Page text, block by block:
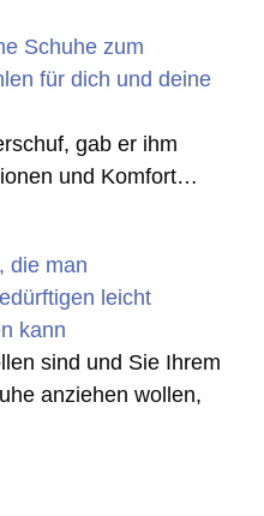
Schuhe zum
für dich und deine
gab er ihm
und Komfort…
die man
leicht
kann
sind und Sie Ihrem
anziehen wollen,